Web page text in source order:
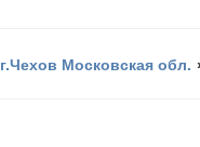
Московская обл.